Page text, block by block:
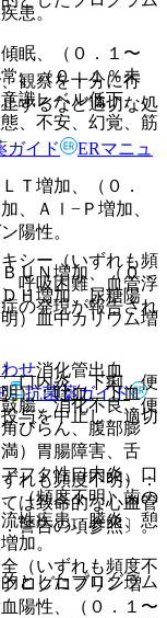
患。
眠、（０．１〜
、（０．１％未
識レベル低下、
、不安、幻覚、筋
Ｔ増加、（０．
、Ａｌ−Ｐ増加、
陽性。
ＵＮ増加、（０．
Ｈ増加、尿糖陽
）血中カリウム増
口内炎、下痢、便
腸、消化不良、便
びらん、腹部膨
）胃腸障害、舌
フタ性口内炎、口
（頻度不明）歯の
性疾患、膵炎、憩
加。
ログロブリン増
陽性、（０．１〜
観察を十分に行
するなど適切な処
シー（いずれも頻
呼吸困難、血管浮
の発現が報告され
、消化管出血
）：吐血、下血
与を中止し、適切
れも頻度不明）：
は致命的な心血管
警告の項参照〕。
（いずれも頻度不
ガイド
ERマニュ
せ
抗菌薬ガイド
としたプログラム